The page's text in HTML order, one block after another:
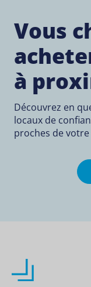
Vous
à
Découvrez en
locaux de
proches de